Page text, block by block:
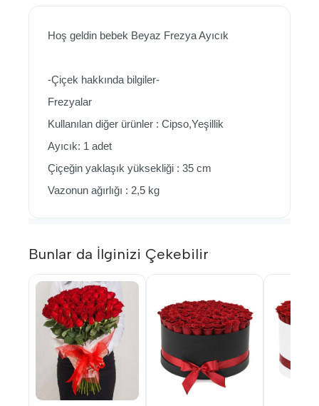
Hoş geldin bebek Beyaz Frezya Ayıcık
-Çiçek hakkında bilgiler-
Frezyalar
Kullanılan diğer ürünler : Cipso,Yeşillik
Ayıcık: 1 adet
Çiçeğin yaklaşık yüksekliği : 35 cm
Vazonun ağırlığı : 2,5 kg
Bunlar da İlginizi Çekebilir